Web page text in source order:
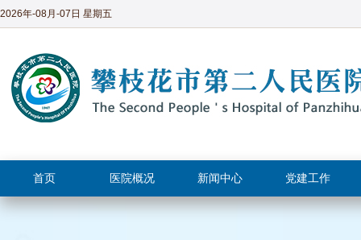
2026年-08月-07日 星期五
首页 医院概况 新闻中心 党建工作